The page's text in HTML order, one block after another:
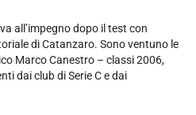
all’impegno dopo il test con
di Catanzaro. Sono ventuno le
Marco Canestro – classi 2006,
dai club di Serie C e dai